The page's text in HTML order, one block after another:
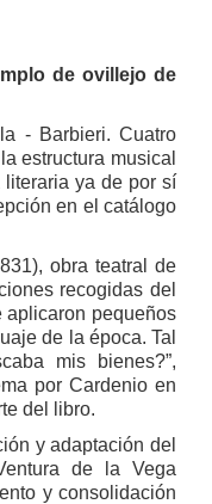
de ovillejo de
- Barbieri. Cuatro
estructura musical
ya de por sí
en el catálogo
obra teatral de
recogidas del
aplicaron pequeños
de la época. Tal
mis bienes?”,
por Cardenio en
del libro.
y adaptación del
de la Vega
y consolidación